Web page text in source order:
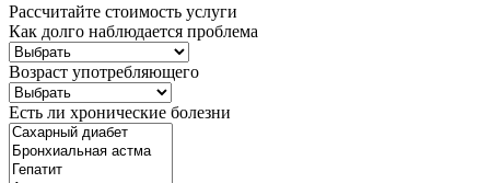
Рассчитайте стоимость услуги
Как долго наблюдается проблема
Возраст употребляющего
Есть ли хронические болезни